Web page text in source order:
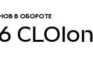
В ОБОРОТЕ
CLOIon